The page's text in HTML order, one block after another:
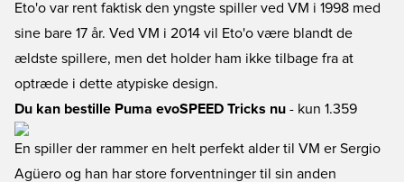
Eto'o var rent faktisk den yngste spiller ved VM i 1998 med
sine bare 17 år. Ved VM i 2014 vil Eto'o være blandt de
ældste spillere, men det holder ham ikke tilbage fra at
optræde i dette atypiske design.
Du kan bestille Puma evoSPEED Tricks nu - kun 1.359
En spiller der rammer en helt perfekt alder til VM er Sergio
Agüero og han har store forventninger til sin anden